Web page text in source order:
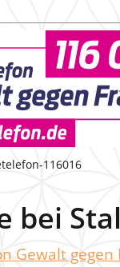
116016
bei
Gewalt gegen